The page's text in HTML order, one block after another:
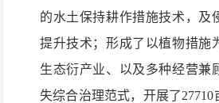
的水土保持耕作措施技术， 及
提升技术；形成了 以植物措施
生态衍产业、以及多种经营兼
失综合治理范式， 开展了27710